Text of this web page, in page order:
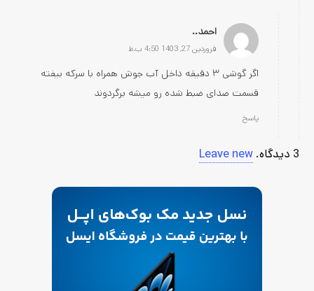
3 دیدگاه.
Leave new
احمد..
فروردین 27, 1403 4:50 ب.ظ
اگر گوشی ۳ دقیقه داخل آب جوش همراه با سرکه بیفته
قسمت صدای ضبط شده رو میشه برگردوند
پاسخ